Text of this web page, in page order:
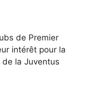
de Premier
intérêt pour la
la Juventus